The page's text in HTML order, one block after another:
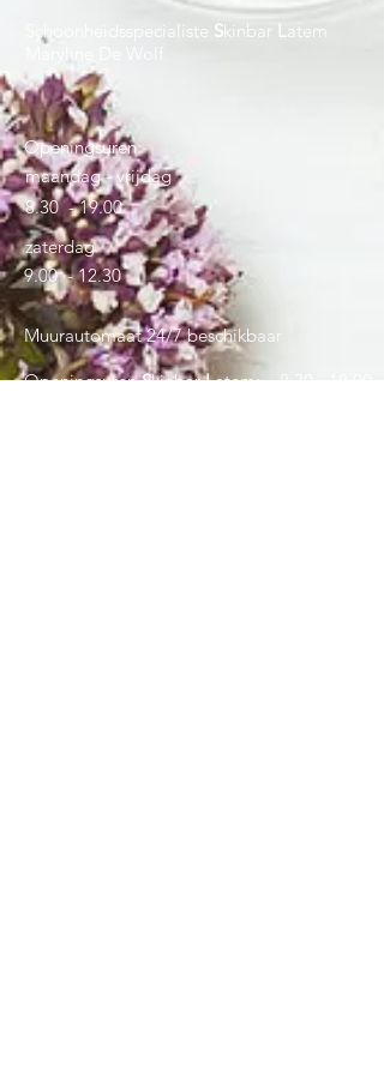
Openingsuren:
maandag - vrijdag
8.30 - 19.00
zaterdag
9.00 - 12.30
Schoonheidsspecialiste Skinbar Latem
Maryline De Wolf
Muurautomaat 24/7 beschikbaar
OpeningsurenSkinbarLatem:8.30 - 18.00